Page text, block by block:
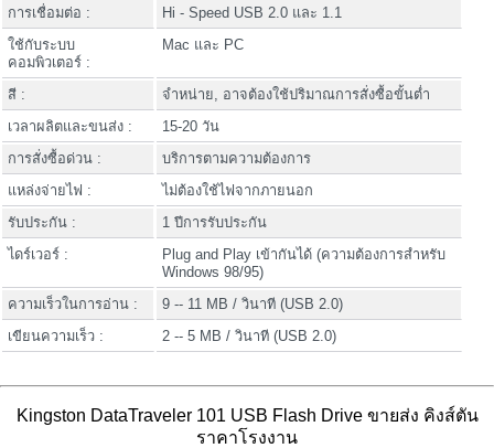
การเชื่อมต่อ :
Hi - Speed USB 2.0 และ 1.1
ใช้กับระบบ
คอมพิวเตอร์ :
Mac และ PC
สี :
จำหน่าย, อาจต้องใช้ปริมาณการสั่งซื้อขั้นต่ำ
เวลาผลิตและขนส่ง :
15-20 วัน
การสั่งซื้อด่วน :
บริการตามความต้องการ
แหล่งจ่ายไฟ :
ไม่ต้องใช้ไฟจากภายนอก
รับประกัน :
1 ปีการรับประกัน
ไดร์เวอร์ :
Plug and Play เข้ากันได้ (ความต้องการสำหรับ
Windows 98/95)
ความเร็วในการอ่าน :
9 -- 11 MB / วินาที (USB 2.0)
เขียนความเร็ว :
2 -- 5 MB / วินาที (USB 2.0)
Kingston DataTraveler 101 USB Flash Drive ขายส่ง คิงส์ตัน
ราคาโรงงาน